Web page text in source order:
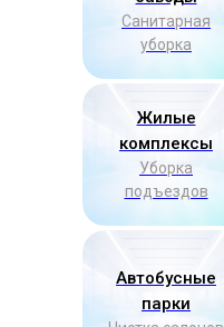
Санитарная
уборка
Жилые
комплексы
Уборка
подъездов
Автобусные
парки